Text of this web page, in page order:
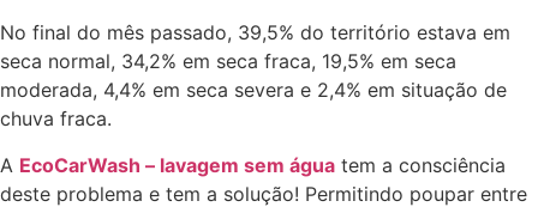
No final do mês passado, 39,5% do território estava em
seca normal, 34,2% em seca fraca, 19,5% em seca
moderada, 4,4% em seca severa e 2,4% em situação de
chuva fraca.
A EcoCarWash – lavagem sem água tem a consciência
deste problema e tem a solução! Permitindo poupar entre